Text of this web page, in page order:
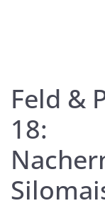
Feld &
18: